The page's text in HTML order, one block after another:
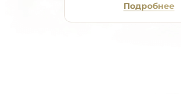
Подробнее